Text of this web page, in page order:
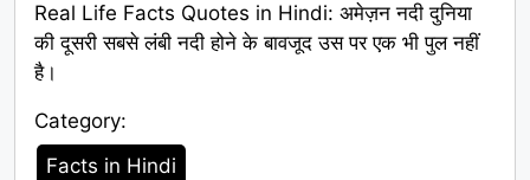
Real Life Facts Quotes in Hindi: अमेज़न नदी दुनिया
की दूसरी सबसे लंबी नदी होने के बावजूद उस पर एक भी पुल नहीं
है।
Category:
Category
Facts in Hindi